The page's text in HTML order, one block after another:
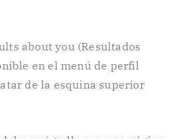
about you (Resultados
en el menú de perfil
de la esquina superior